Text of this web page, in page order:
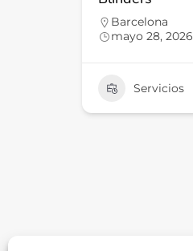
Barcelona
mayo 28, 2026
Servicios